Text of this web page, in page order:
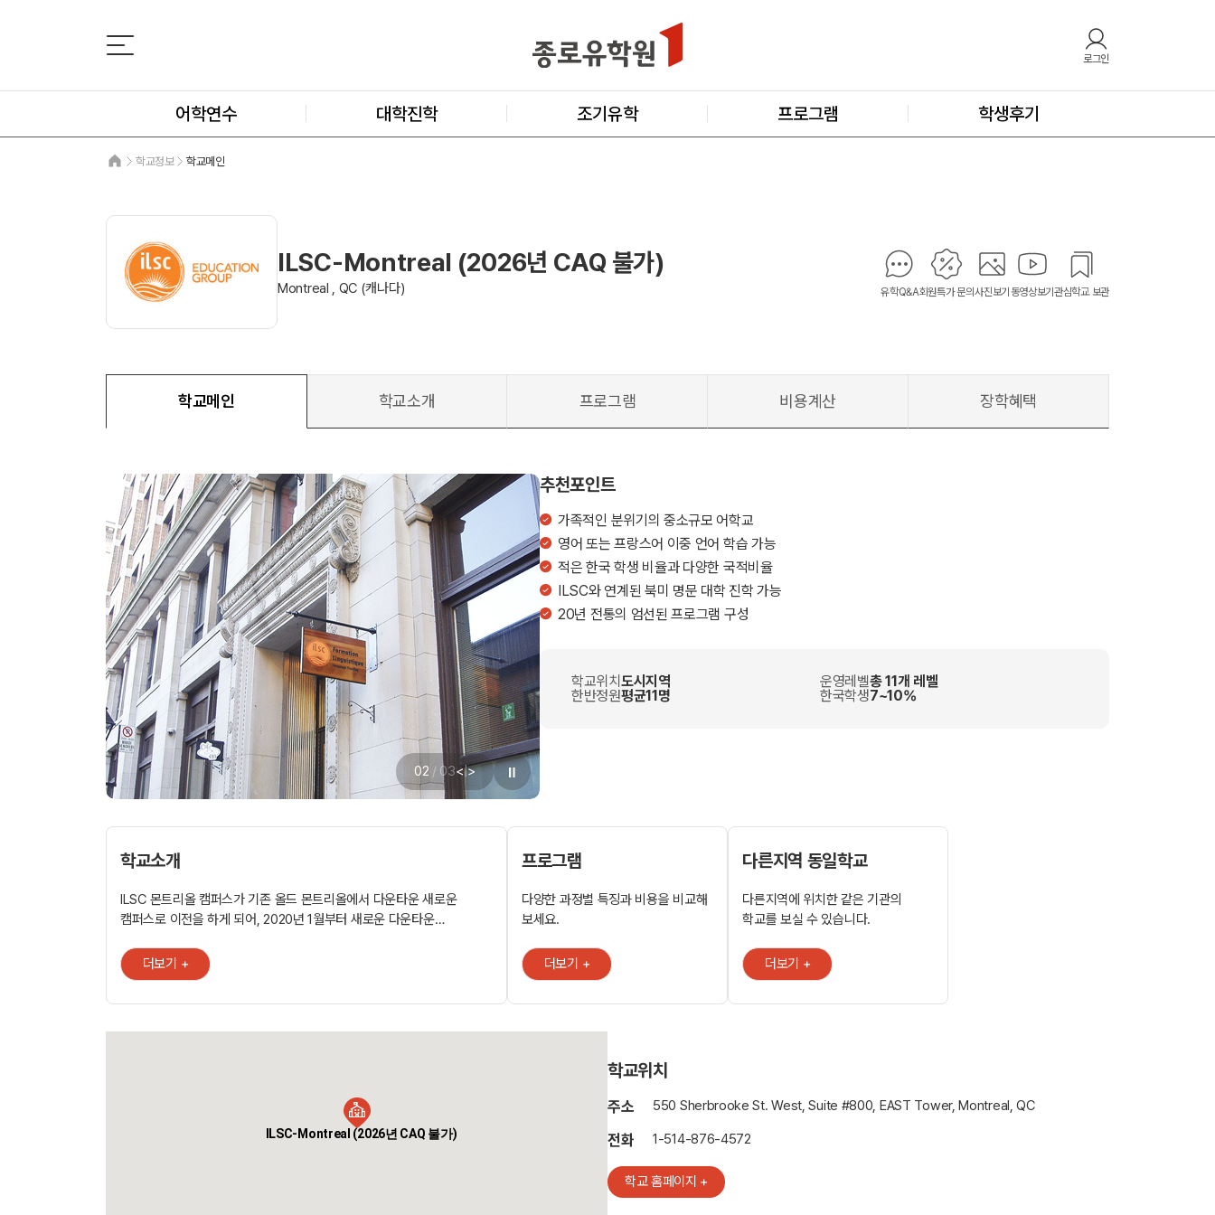
로그인
어학연수 대학진학 조기유학 프로그램 학생후기
학교정보 학교메인
ILSC-Montreal (2026년 CAQ 불가)
Montreal , QC (캐나다) 유학Q&A회원특가 문의사진보기 동영상보기관심학교 보관
학교메인 학교소개 프로그램 비용계산 장학혜택
02 / 03<|>
추천포인트
가족적인 분위기의 중소규모 어학교
영어 또는 프랑스어 이중 언어 학습 가능
적은 한국 학생 비율과 다양한 국적비율
ILSC와 연계된 북미 명문 대학 진학 가능
20년 전통의 엄선된 프로그램 구성
학교위치 도시지역 운영레벨총 11개 레벨
한반정원평균11명 한국학생7~10%
학교소개
ILSC 몬트리올 캠퍼스가 기존 올드 몬트리올에서 다운타운 새로운
캠퍼스로 이전을 하게 되어, 2020년 1월부터 새로운 다운타운
제공하게 되었습니다. 새로운 캠퍼스는 McGill Metro Station과 도보
3분 거리에 있어 대중교통 접근성이 매우 뛰어나 학생들의 등하교가 매우
https://goo.gl/maps/hmNYf6b1V1e59dPF9 ILSC는 ‘STUDENT-
CENTERED’ 즉, 학생중심의 교육을 목표로 하고 있습니다. 학생의
더보기 +
프로그램
다양한 과정별 특징과 비용을 비교해
보세요.
더보기 +
다른지역 동일학교
다른지역에 위치한 같은 기관의
학교를 보실 수 있습니다.
더보기 +
ILSC-Montreal (2026년 CAQ 불가)
학교위치
주소 550 Sherbrooke St. West, Suite #800, EAST Tower, Montreal, QC
전화 1-514-876-4572
학교 홈페이지 +